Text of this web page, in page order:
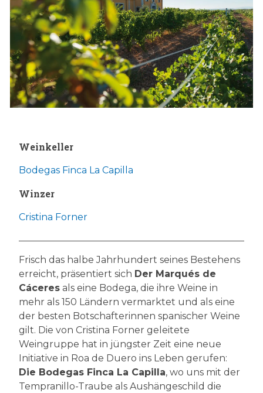
Weinkeller
Bodegas Finca La Capilla
Winzer
Cristina Forner
Frisch das halbe Jahrhundert seines Bestehens
erreicht, präsentiert sich Der Marqués de
Cáceres als eine Bodega, die ihre Weine in
mehr als 150 Ländern vermarktet und als eine
der besten Botschafterinnen spanischer Weine
gilt. Die von Cristina Forner geleitete
Weingruppe hat in jüngster Zeit eine neue
Initiative in Roa de Duero ins Leben gerufen:
Die Bodegas Finca La Capilla, wo uns mit der
Tempranillo-Traube als Aushängeschild die